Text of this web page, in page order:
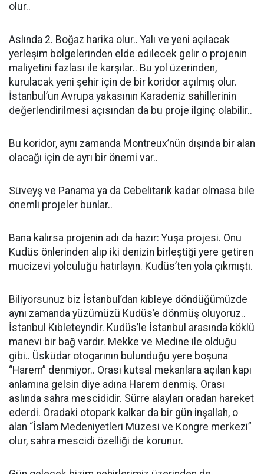
olur..
Aslında 2. Boğaz harika olur.. Yalı ve yeni açılacak
yerleşim bölgelerinden elde edilecek gelir o projenin
maliyetini fazlası ile karşılar.. Bu yol üzerinden,
kurulacak yeni şehir için de bir koridor açılmış olur.
İstanbul’un Avrupa yakasının Karadeniz sahillerinin
değerlendirilmesi açısından da bu proje ilginç olabilir..
Bu koridor, aynı zamanda Montreux’nün dışında bir alan
olacağı için de ayrı bir önemi var..
Süveyş ve Panama ya da Cebelitarık kadar olmasa bile
önemli projeler bunlar..
Bana kalırsa projenin adı da hazır: Yuşa projesi. Onu
Kudüs önlerinden alıp iki denizin birleştiği yere getiren
mucizevi yolculuğu hatırlayın. Kudüs’ten yola çıkmıştı.
Biliyorsunuz biz İstanbul’dan kıbleye döndüğümüzde
aynı zamanda yüzümüzü Kudüs’e dönmüş oluyoruz..
İstanbul Kıbleteyndir. Kudüs’le İstanbul arasında köklü
manevi bir bağ vardır. Mekke ve Medine ile olduğu
gibi.. Üsküdar otogarının bulunduğu yere boşuna
“Harem” denmiyor.. Orası kutsal mekanlara açılan kapı
anlamına gelsin diye adına Harem denmiş. Orası
aslında sahra mescididir. Sürre alayları oradan hareket
ederdi. Oradaki otopark kalkar da bir gün inşallah, o
alan “İslam Medeniyetleri Müzesi ve Kongre merkezi”
olur, sahra mescidi özelliği de korunur.